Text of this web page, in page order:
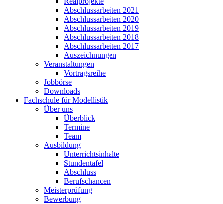
Abschlussarbeiten 2021
Abschlussarbeiten 2020
Abschlussarbeiten 2019
Abschlussarbeiten 2018
Abschlussarbeiten 2017
Auszeichnungen
Veranstaltungen
Vortragsreihe
Jobbörse
Downloads
Fachschule für Modellistik
Über uns
Überblick
Termine
Team
Ausbildung
Unterrichtsinhalte
Stundentafel
Abschluss
Berufschancen
Meisterprüfung
Bewerbung